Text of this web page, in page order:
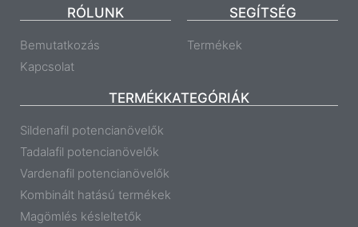
RÓLUNK
Bemutatkozás
Kapcsolat
SEGÍTSÉG
Termékek
TERMÉKKATEGÓRIÁK
Sildenafil potencianövelők
Tadalafil potencianövelők
Vardenafil potencianövelők
Kombinált hatású termékek
Magömlés késleltetők